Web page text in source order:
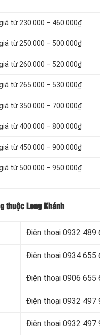
từ 230.000 – 460.000₫
từ 250.000 – 500.000₫
từ 260.000 – 520.000₫
từ 265.000 – 530.000₫
từ 350.000 – 700.000₫
từ 400.000 – 800.000₫
từ 450.000 – 900.000₫
từ 500.000 – 950.000₫
thuộc Long Khánh
Điện thoại 0932 489
Điện thoại 0934 655
Điện thoại 0906 655
Điện thoại 0932 497
Điện thoại 0932 497